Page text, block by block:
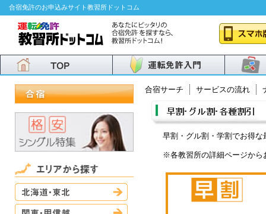
合宿免許のお申込みサイト教習所ドットコム
合宿サーチ サービスの流れ
早割・グル割・学割でお得
※各教習所の詳細ページから